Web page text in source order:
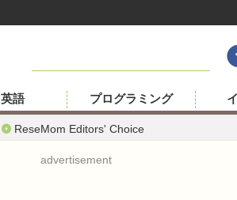
ReseMom Editors' Choice
英語 プログラミング
advertisement